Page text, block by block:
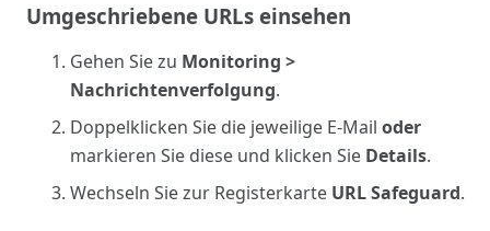
Umgeschriebene URLs einsehen
Gehen Sie zu Monitoring >
Nachrichtenverfolgung.
Doppelklicken Sie die jeweilige E-Mailoder
markieren Sie diese und klicken Sie Details.
Wechseln Sie zur Registerkarte URL Safeguard.